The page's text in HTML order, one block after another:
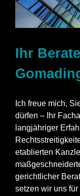
Ihr
Ich freue mich,
dürfen – Ihr
langjähriger
etablierten
gerichtlicher
setzen wir uns